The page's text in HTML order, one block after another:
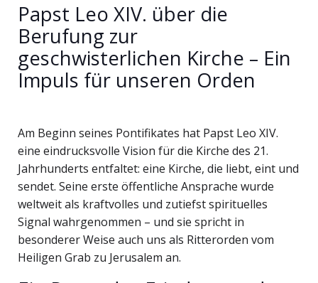
Papst Leo XIV. über die
Berufung zur
geschwisterlichen Kirche – Ein
Impuls für unseren Orden
Am Beginn seines Pontifikates hat Papst Leo XIV.
eine eindrucksvolle Vision für die Kirche des 21.
Jahrhunderts entfaltet: eine Kirche, die liebt, eint und
sendet. Seine erste öffentliche Ansprache wurde
weltweit als kraftvolles und zutiefst spirituelles
Signal wahrgenommen – und sie spricht in
besonderer Weise auch uns als Ritterorden vom
Heiligen Grab zu Jerusalem an.